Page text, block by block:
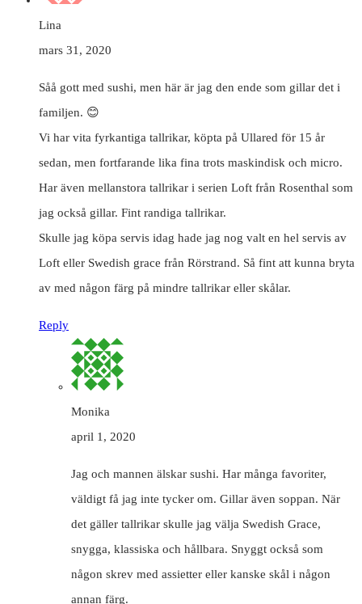
Lina
mars 31, 2020
Såå gott med sushi, men här är jag den ende som gillar det i
familjen. 😊
Vi har vita fyrkantiga tallrikar, köpta på Ullared för 15 år
sedan, men fortfarande lika fina trots maskindisk och micro.
Har även mellanstora tallrikar i serien Loft från Rosenthal som
jag också gillar. Fint randiga tallrikar.
Skulle jag köpa servis idag hade jag nog valt en hel servis av
Loft eller Swedish grace från Rörstrand. Så fint att kunna bryta
av med någon färg på mindre tallrikar eller skålar.
Reply
Monika
april 1, 2020
Jag och mannen älskar sushi. Har många favoriter,
väldigt få jag inte tycker om. Gillar även soppan. När
det gäller tallrikar skulle jag välja Swedish Grace,
snygga, klassiska och hållbara. Snyggt också som
någon skrev med assietter eller kanske skål i någon
annan färg.